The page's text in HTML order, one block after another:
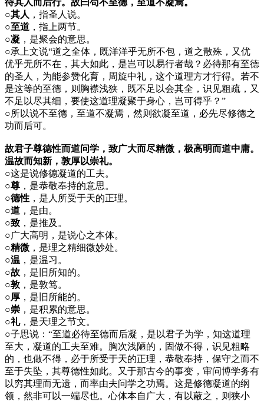
○其人 ，指圣人说。
○至道 ，指上两节。
○凝 ，是聚会的意思。
○承上文说“道之全体，既洋洋乎无所不包，道之散殊，又优
优乎无所不在，其大如此，是岂可以易行者哉？必待那有至德
的圣人，为能参赞化育，周旋中礼，这个道理方才行得。若不
是这等的至德，则胸襟浅狭，既不足以会其全，识见粗疏，又
不足以尽其细，要使这道理凝聚于身心，岂可得乎？”
○所以说不至德，至道不凝焉，然则欲凝至道，必先尽修德之
功而后可。
故君子尊德性而道问学，致广大而尽精微，极高明而道中庸。
温故而知新，敦厚以崇礼。
○这是说修德凝道的工夫。
○尊 ，是恭敬奉持的意思。
○德性 ，是人所受于天的正理。
○道 ，是由。
○致 ，是推及。
○广大高明，是说心之本体。
○精微 ，是理之精细微妙处。
○温 ，是温习。
○故 ，是旧所知的。
○敦 ，是敦笃。
○厚 ，是旧所能的。
○崇 ，是积累的意思。
○礼，是天理之节文。
○子思说：“至道必待至德而后凝，是以君子为学，知这道理
至大，凝道的工夫至难。胸次浅陋的，固做不得，识见粗略
的，也做不得，必于所受于天的正理，恭敬奉持，保守之而不
至于失坠，其尊德性如此。又于那古今的事变，审问博学务有
以穷其理而无遗，而率由夫问学之功焉。这是修德凝道的纲
领，然非可以一端尽也。心体本自广大，有以蔽之，则狭小